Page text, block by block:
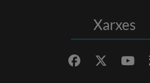
Xarxes